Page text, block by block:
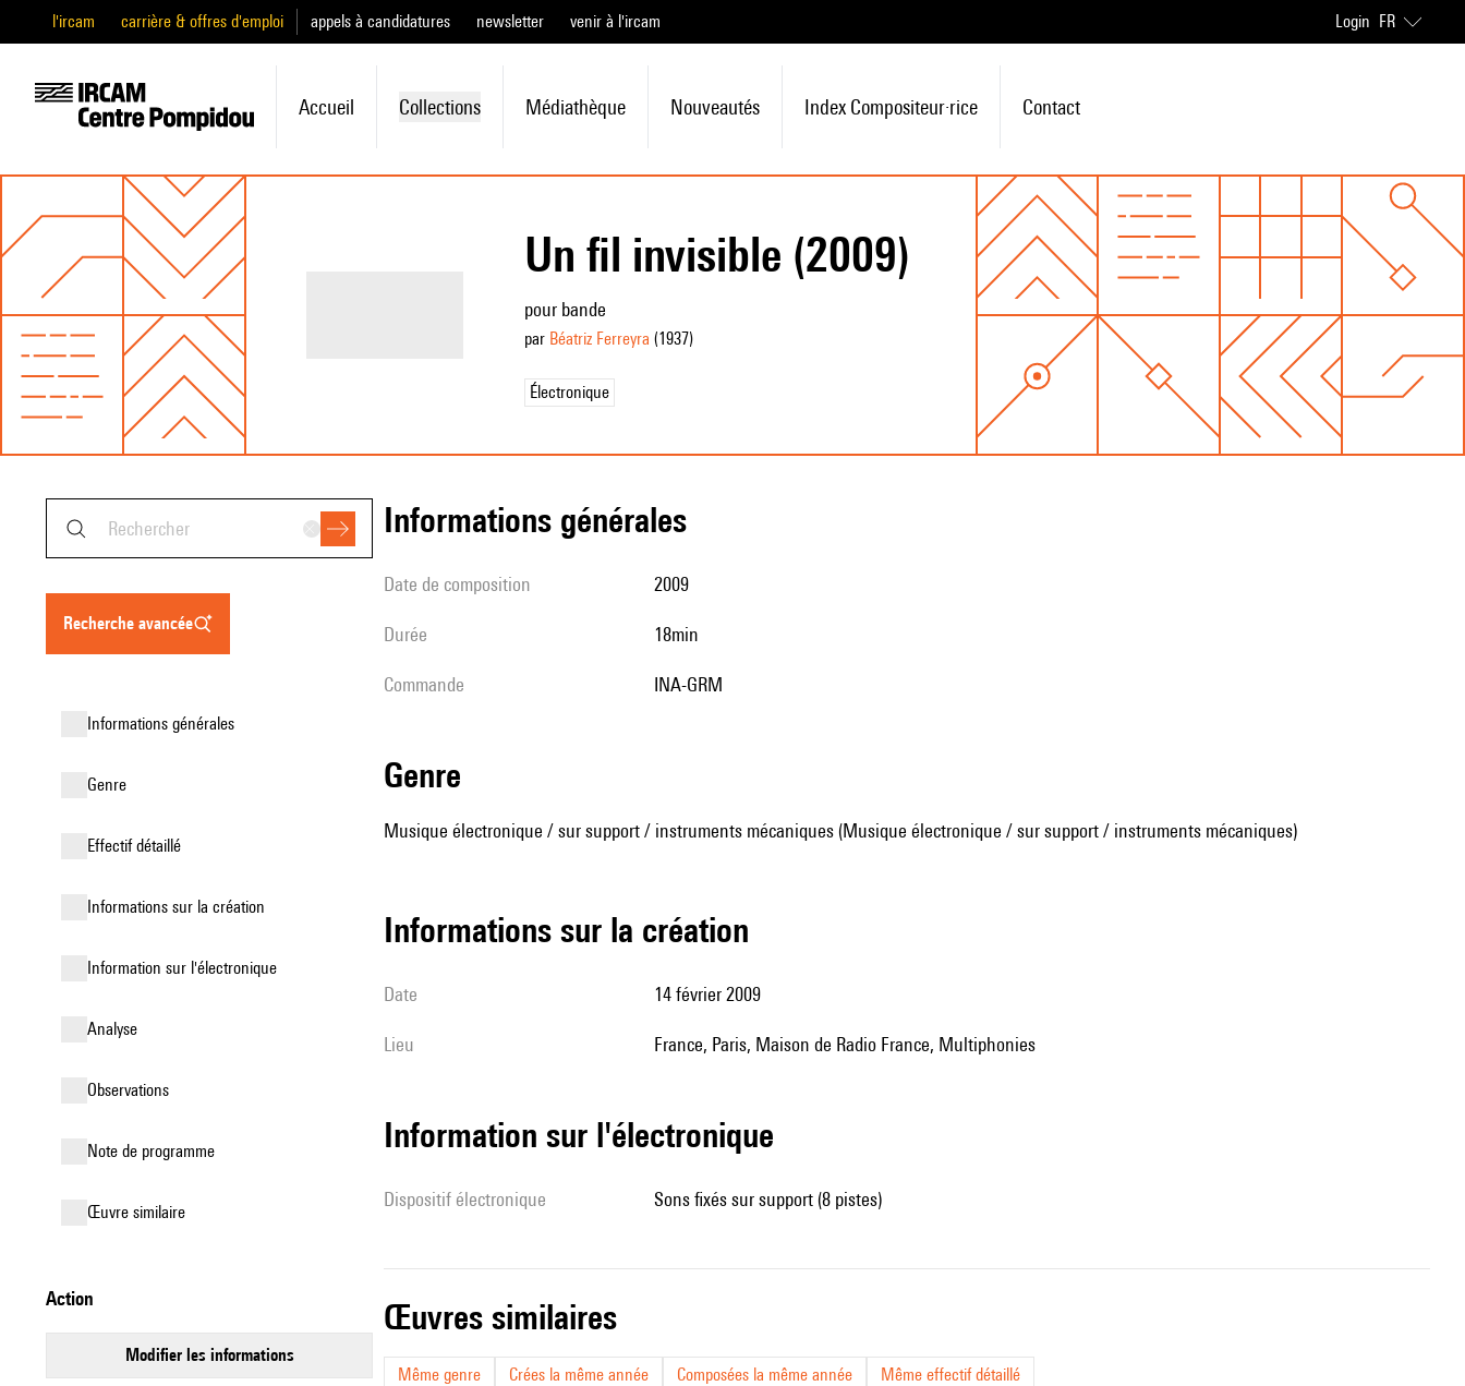
l'ircam carrière & offres d'emploi appels à candidatures newsletter venir à l'ircam Login FR
Accueil Collections Médiathèque Nouveautés Index Compositeur·rice Contact
Un fil invisible (2009)
pour bande
par Béatriz Ferreyra (1937)
Électronique
recherche avancée
informations générales
genre
effectif détaillé
informations sur la création
Information sur l'électronique
analyse
observations
Note de programme
œuvre similaire
action
modifier les informations
informations générales
date de composition 2009
durée 18min
Commande INA-GRM
genre
Musique électronique / sur support / instruments mécaniques (Musique électronique / sur support / instruments mécaniques)
informations sur la création
date 14 février 2009
lieu France, Paris, Maison de Radio France, Multiphonies
Information sur l'électronique
Dispositif électronique sons fixés sur support (8 pistes)
œuvres similaires
Même genre Crées la même année Composées la même année Même effectif détaillé